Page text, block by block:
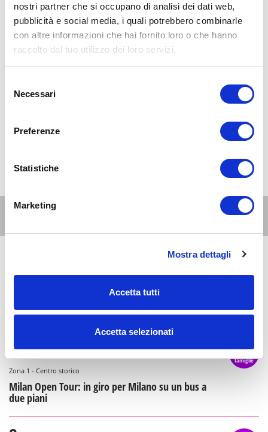
nostri partner che si occupano di analisi dei dati web,
pubblicità e social media, i quali potrebbero combinarle
con altre informazioni che hai fornito loro o che hanno
raccolto dal tuo utilizzo dei loro servizi.
delNecessari
Preferenze
Statistiche
Marketing
Mostra dettagli
Accetta tutti
Accetta selezionati
Altri eventi per questa età
AUG 2026 10:00-23:45
Zona 6 - Barona, Lorenteggio, Giambellino, Porta Genova
Agosto in città da Base Milano
e
9
Zona 1 - Centro storico
Milan Open Tour: in giro per Milano su un bus a
due piani
genitori
famiglie